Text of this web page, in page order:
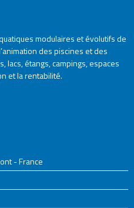
modulaires et évolutifs de
des piscines et des
lacs, étangs, campings, espaces
et la rentabilité.
- France